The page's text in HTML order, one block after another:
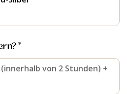
*
von 2 Stunden) +